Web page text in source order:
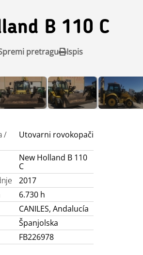
B 110 C
pretragu Ispis
/
Utovarni rovokopači
New Holland B 110
C
2017
6.730 h
CANILES, Andalucía
Španjolska
FB226978